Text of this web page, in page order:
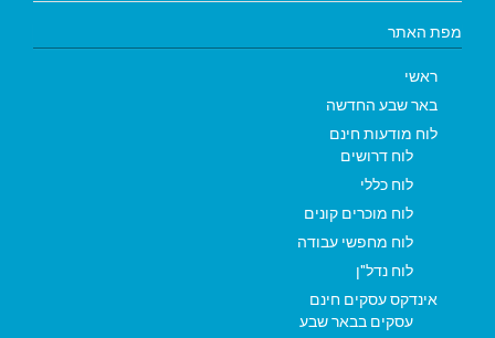
מפת האתר
ראשי
באר שבע החדשה
לוח מודעות חינם
לוח דרושים
לוח כללי
לוח מוכרים קונים
לוח מחפשי עבודה
לוח נדל"ן
אינדקס עסקים חינם
עסקים בבאר שבע